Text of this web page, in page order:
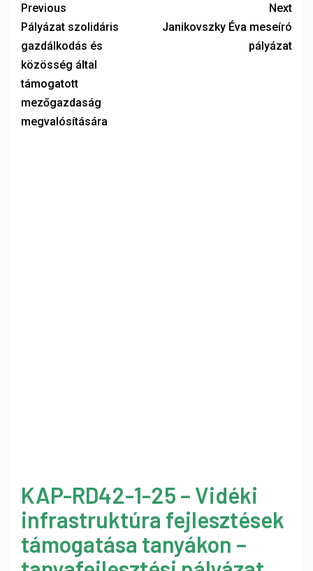
Previous
Pályázat szolidáris
gazdálkodás és
közösség által
támogatott
mezőgazdaság
megvalósítására
Next
Janikovszky Éva meseíró
pályázat
KAP-RD42-1-25 – Vidéki
infrastruktúra fejlesztések
támogatása tanyákon –